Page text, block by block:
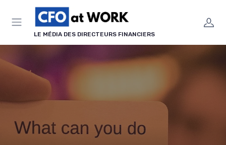
LE MÉDIA DES DIRECTEURS FINANCIERS
Panneau de gestion des cookies